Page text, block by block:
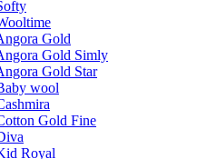
Gold
Gold Simly
Gold Star
wool
Gold Fine
Royal